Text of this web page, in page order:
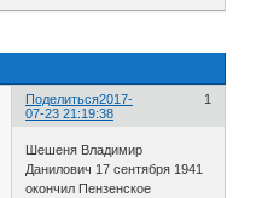
Поделиться 1
2017-
07-23 21:19:38
Шешеня Владимир
Данилович 17 сентября 1941
окончил Пензенское